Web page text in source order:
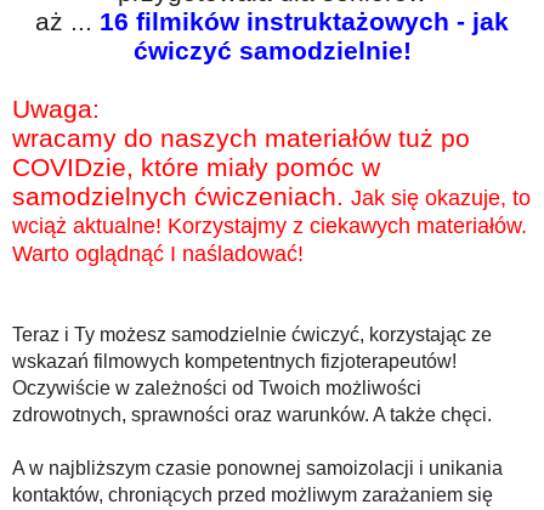
Smacznie i zdrowo
Ciekawe książki
Stop samotności
Z internetem za pan brat
Bezpiecznie i w zgodzie z prawem
aż ... 16 filmików instruktażowych - jak
ćwiczyć samodzielnie!
Uwaga:
wracamy do naszych materiałów tuż po
COVIDzie, które miały pomóc w
samodzielnych ćwiczeniach. Jak się okazuje, to
wciąż aktualne! Korzystajmy z ciekawych materiałów.
Warto oglądnąć I naśladować!
Teraz i Ty możesz samodzielnie ćwiczyć, korzystając ze
wskazań filmowych kompetentnych fizjoterapeutów!
Oczywiście w zależności od Twoich możliwości
zdrowotnych, sprawności oraz warunków. A także chęci.
A w najbliższym czasie ponownej samoizolacji i unikania
kontaktów, chroniących przed możliwym zarażaniem się